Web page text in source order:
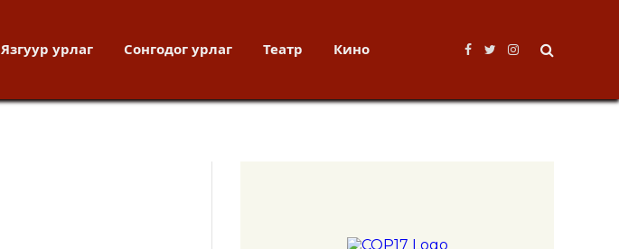
Язгуур урлаг Сонгодог урлаг Театр Кино
Facebook
TwitterInstagram